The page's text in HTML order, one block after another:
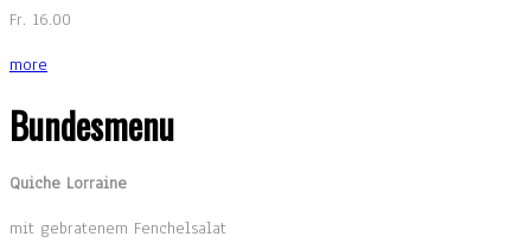
Fr. 16.00
more
Bundesmenu
Quiche Lorraine
mit gebratenem Fenchelsalat